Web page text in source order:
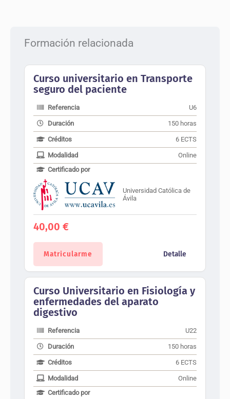
Formación relacionada
Curso universitario en Transporte
seguro del paciente
Referencia U6
Duración 150 horas
Créditos 6 ECTS
Modalidad
Online
Certificado por
Universidad Católica de
Ávila
40,00 €
Matricularme Detalle
Curso Universitario en Fisiología y
enfermedades del aparato
digestivo
Referencia U22
Duración 150 horas
Créditos 6 ECTS
Modalidad
Online
Certificado por